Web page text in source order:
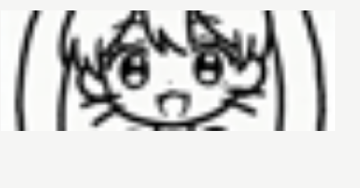
哈基榜
搜索
创建模板